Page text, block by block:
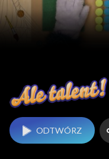
ODTWÓRZ